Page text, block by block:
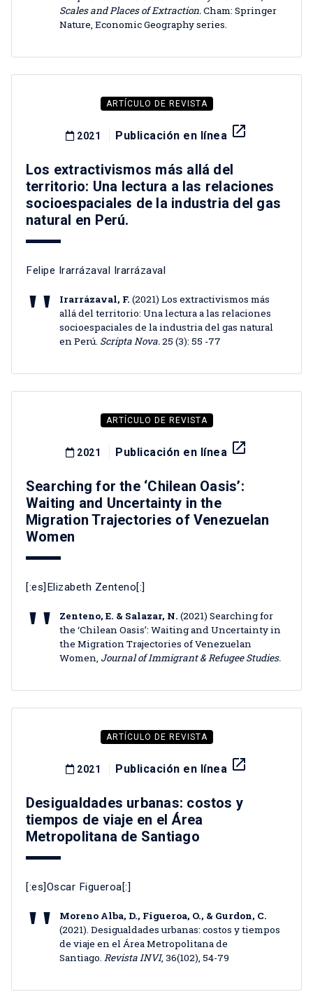
Scales and Places of Extraction.Cham: Springer
Nature, Economic Geography series.
ARTÍCULO DE REVISTA
2021 Publicación en línea launch
Los extractivismos más allá del
territorio: Una lectura a las relaciones
socioespaciales de la industria del gas
natural en Perú.
Felipe Irarrázaval Irarrázaval
Irarrázaval, F. (2021) Los extractivismos más
allá del territorio: Una lectura a las relaciones
socioespaciales de la industria del gas natural
en Perú. Scripta Nova.25 (3): 55 -77
ARTÍCULO DE REVISTA
2021 Publicación en línea launch
Searching for the ‘Chilean Oasis’:
Waiting and Uncertainty in the
Migration Trajectories of Venezuelan
Women
[:es]Elizabeth Zenteno[:]
Zenteno, E. & Salazar, N. (2021) Searching for
the ‘Chilean Oasis’: Waiting and Uncertainty in
the Migration Trajectories of Venezuelan
Women, Journal of Immigrant & Refugee Studies.
ARTÍCULO DE REVISTA
2021 Publicación en línea launch
Desigualdades urbanas: costos y
tiempos de viaje en el Área
Metropolitana de Santiago
[:es]Oscar Figueroa[:]
Moreno Alba, D., Figueroa, O., & Gurdon, C.
(2021). Desigualdades urbanas: costos y tiempos
de viaje en el Área Metropolitana de
Santiago. Revista INVI, 36(102), 54-79